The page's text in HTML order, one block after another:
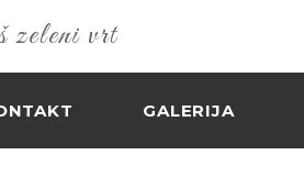
vrt
GALERIJA